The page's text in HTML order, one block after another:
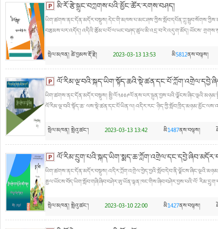
མི་རོ་རྩེ་སྒྲུང་བཀླགས་པའི་མྱོང་ཚོར་རགས་བཤད།
ཡིག་ཚགས་ནང་དོན་མདོར་བསྡུས།
བརྩམས་པར་འདོད། འདིའི་རྩོམ་པ་པོ་ལ་ཡང་བཤད་ཚུལ་མི་འདྲ་བ་རེ་འདུག་མོད། ཡོངས་
སྤེལ་མཁན། ཚེ་བྱམས་རྡོ་རྗེ། 2023-03-13 13:53 མི5812ནས་བལྟས།
ཡིག་ཚགས་ནང་དོན་མདོར་བསྡུས།
ལོ་རིམ་ལྔ་བའི་སྟོད་ཆ་ ལས་སྡེ་ཚན་དང་པོ་ཡིན་ལ། འདིར་རང་
སྤེལ་མཁན། སྤྲེའུ་ཚང་། 2023-03-13 13:42 མི1487ནས་བལྟས།
ཡིག་ཚགས་ནང་དོན་མདོར་བསྡུས།
རྒྱལ་ཡོངས་བོད་ཡིག་སློབ་གཞི་ཞིབ་བཤེར་ཨུ་ཡོན་ལྷན་ཁང་གིས་ཞིབ་བཤེར་བྱས་པའི་ལོ་
སྤེལ་མཁན། སྤྲེའུ་ཚང་། 2023-03-10 22:00 མི1427ནས་བལྟས།